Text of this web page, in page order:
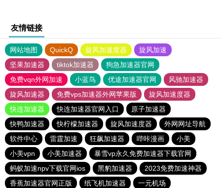
友情链接
网站地图 QuickQ 旋风加速度器
旋风加速
坚果加速器
tiktok加速器
狗急加速器官网
免费vqn外网加速
小蓝鸟 优途加速器官网
风驰加速器
旋风加速器
免费vps加速器外网苹果版
旋风加速度器
快连加速器
快连加速器官网入口
原子加速器
快鸭加速器
快柠檬加速器 旋风加速度器
外网网址导航
软件中心
雷霆加速 狂飙加速器 哔咔漫画
小美
小美vpn
小美加速器
暴雪vp永久免费加速器下载官网
蚂蚁加速npv下载官网ios
黑豹加速器
2023免费加速神器
香蕉加速器官网正版
纸飞机加速器
一元机场